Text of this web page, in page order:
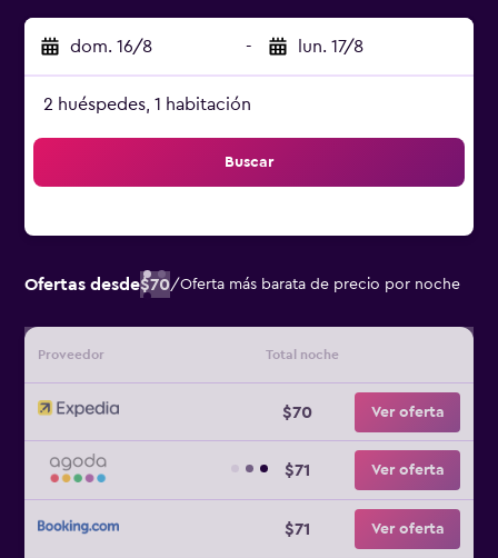
dom. 16/8 - lun. 17/8
2 huéspedes, 1 habitación
Buscar
Ofertas desde$70/Oferta más barata de precio por noche
Proveedor Total noche
$70 Ver oferta
$71 Ver oferta
$71 Ver oferta